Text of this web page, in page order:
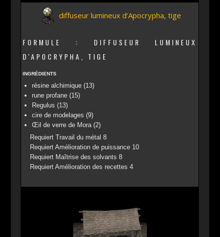
diffuseur lumineux d’Apocrypha, tige
FORMULE : DIFFUSEUR LUMINEUX
D'APOCRYPHA, TIGE
INGRÉDIENTS
résine alchimique (13)
rune profane (15)
Regulus (13)
cire de modelages (9)
Œil de verre de Mora (2)
Requiert Travail du métal 8
Requiert Amélioration de puissance 10
Requiert Maîtrise des solvants 8
Requiert Amélioration des recettes 4